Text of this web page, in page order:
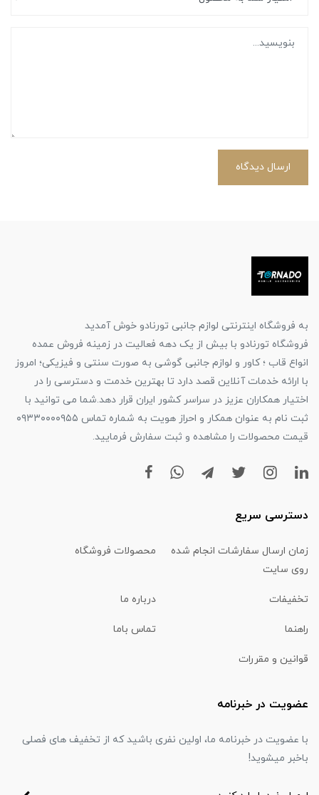
ارسال دیدگاه
به فروشگاه اینترنتی لوازم جانبی تورنادو خوش آمدید
فروشگاه تورنادو با بیش از یک دهه فعالیت در زمینه فروش عمده
انواع قاب ؛ کاور و لوازم جانبی گوشی به صورت سنتی و فیزیکی؛ امروز
با ارائه خدمات آنلاین قصد دارد تا بهترین خدمت و دسترسی را در
اختیار همکاران عزیز در سراسر کشور ایران قرار دهد.شما می توانید با
ثبت نام به عنوان همکار و احراز هویت به شماره تماس ۰۹۳۳۰۰۰۰۹۵۵
قیمت محصولات را مشاهده و ثبت سفارش فرمایید.
دسترسی سریع
زمان ارسال سفارشات انجام شده
روی سایت
محصولات فروشگاه
تخفیفات درباره ما
راهنما تماس باما
قوانین و مقررات
عضویت در خبرنامه
با عضویت در خبرنامه ما، اولین نفری باشید که از تخفیف های فصلی
باخبر میشوید!